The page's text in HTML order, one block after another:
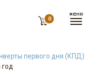
0
первого дня (КПД)